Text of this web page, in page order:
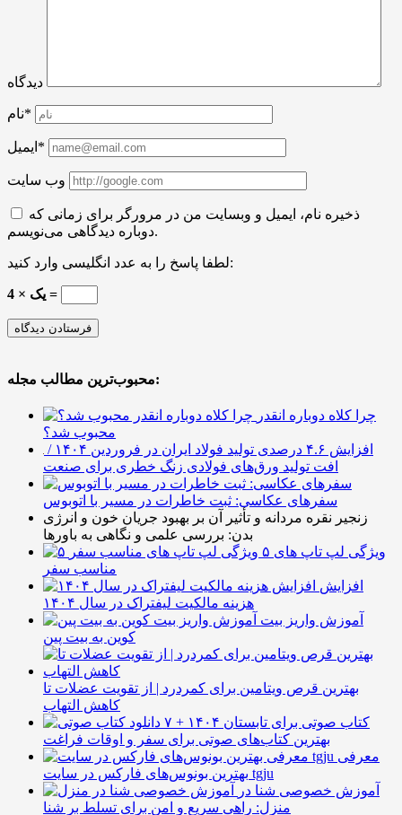
دیدگاه
نام*
ایمیل*
وب سایت
ذخیره نام، ایمیل و وبسایت من در مرورگر برای زمانی که
دوباره دیدگاهی می‌نویسم.
لطفا پاسخ را به عدد انگلیسی وارد کنید:
4 × یک =
محبوب‌ترین مطالب مجله:
چرا کلاه دوباره انقدر
محبوب شد؟
افزایش ۴.۶ درصدی تولید فولاد ایران در فروردین ۱۴۰۴ /
افت تولید ورق‌های فولادی زنگ خطری برای صنعت
سفرهای عکاسی: ثبت خاطرات در مسیر با اتوبوس
زنجیر نقره مردانه و تأثیر آن بر بهبود جریان خون و انرژی
بدن: بررسی علمی و نگاهی به باورها
۵ ویژگی لپ تاپ های
مناسب سفر
افزایش
هزینه مالکیت لیفتراک در سال ۱۴۰۴
آموزش واریز بیت
کوین به بیت پین
بهترین قرص ویتامین برای کمردرد | از تقویت عضلات تا
کاهش التهاب
۷ کتاب صوتی برای تابستان ۱۴۰۴ +
بهترین کتاب‌های صوتی برای سفر و اوقات فراغت
معرفی
بهترین بونوس‌های فارکس در سایت tgju
آموزش خصوصی شنا در
منزل: راهی سریع و امن برای تسلط بر شنا